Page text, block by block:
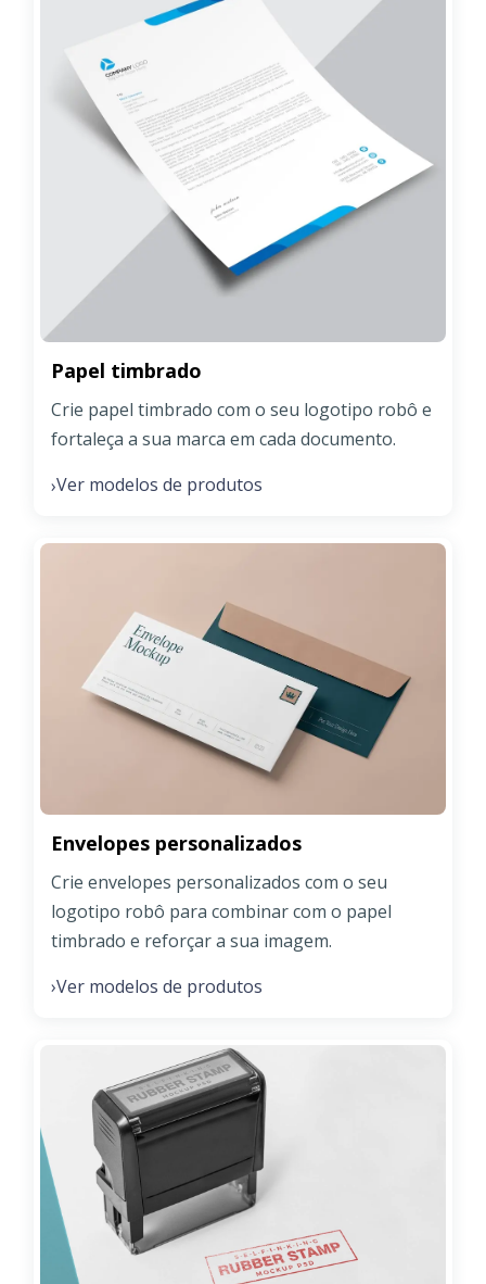
Papel timbrado
Crie papel timbrado com o seu logotipo robô e
fortaleça a sua marca em cada documento.
›Ver modelos de produtos
Envelopes personalizados
Crie envelopes personalizados com o seu
logotipo robô para combinar com o papel
timbrado e reforçar a sua imagem.
›Ver modelos de produtos